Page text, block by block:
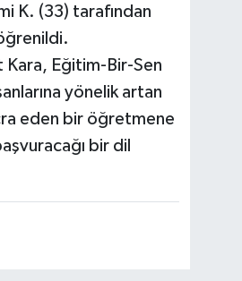
K. (33) tarafından
Kara, Eğitim-Bir-Sen
yönelik artan
eden bir öğretmene
bir dil